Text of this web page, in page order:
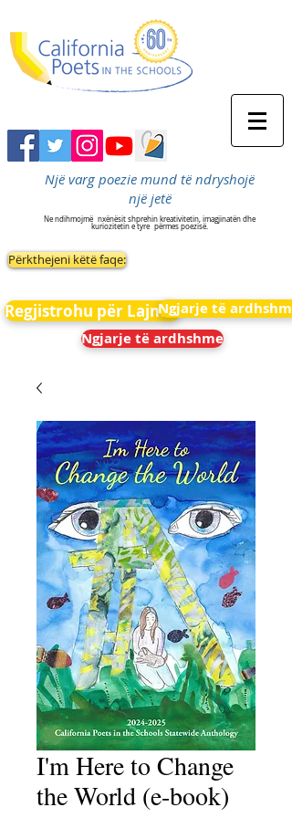
Një varg poezie mund të ndryshojë
një jetë
Ne ndihmojmë nxënësit shprehin kreativitetin, imagjinatën dhe
kuriozitetin e tyre përmes poezisë.
Përkthejeni këtë faqe:
Regjistrohu për LajmetNgjarje të ardhshme
Ngjarje të ardhshme
I'm Here to Change
the World (e-book)